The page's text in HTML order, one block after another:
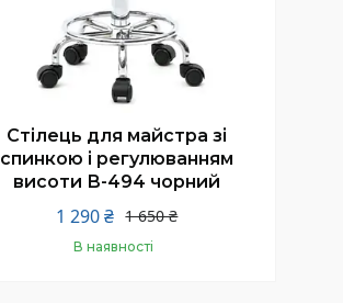
Стілець для майстра зі
спинкою і регулюванням
висоти В-494 чорний
1 650 ₴
1 290 ₴
В наявності